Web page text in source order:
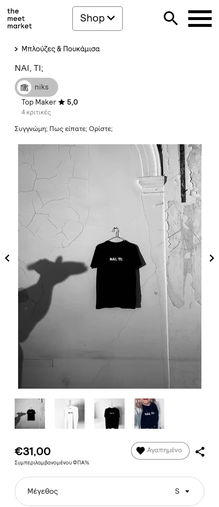
Shop
Μπλούζες & Πουκάμισα
ΝΑΙ, ΤΙ;
niks
Top Maker
5,0
4 κριτικές
Συγγνώμη; Πως είπατε; Ορίστε;
€31,00
Συμπεριλαμβανομένου ΦΠΑ%
Αγαπημένο
Μέγεθος S